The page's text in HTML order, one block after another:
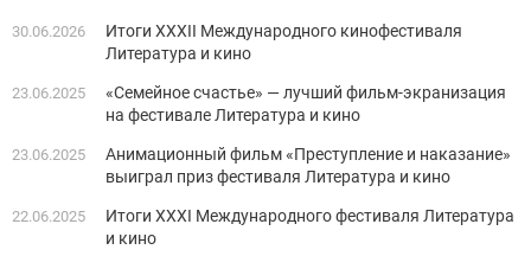
30.06.2026
Итоги XXXII Международного кинофестиваля
Литература и кино
23.06.2025
«Семейное счастье» — лучший фильм-экранизация
на фестивале Литература и кино
23.06.2025
Анимационный фильм «Преступление и наказание»
выиграл приз фестиваля Литература и кино
22.06.2025
Итоги XХXI Международного фестиваля Литература
и кино